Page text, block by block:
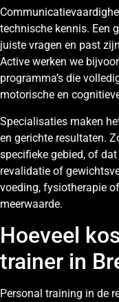
technische kennis. Een
juiste vragen en past
Active werken we
programma’s die
motorische en
Specialisaties maken
en gerichte resultaten.
specifieke gebied, of
revalidatie of
voeding, fysiotherapie
meerwaarde.
Hoeveel
trainer in
Personal training in de